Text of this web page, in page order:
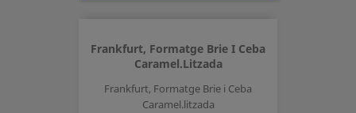
Frankfurt, Formatge Brie I Ceba
Caramel.litzada
Frankfurt, Formatge Brie i Ceba
Caramel.litzada